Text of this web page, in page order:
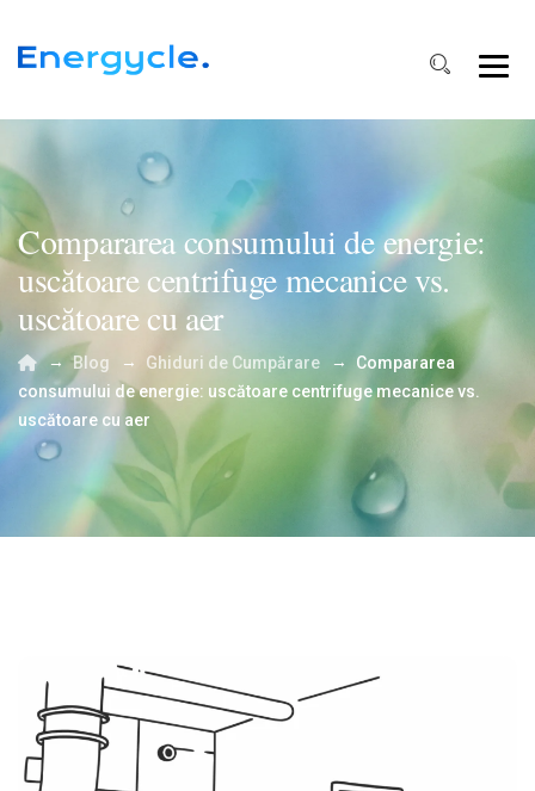
Compararea consumului de energie:
uscătoare centrifuge mecanice vs.
uscătoare cu aer
→ Blog → Ghiduri de Cumpărare →
Compararea
consumului de energie: uscătoare centrifuge mecanice vs.
uscătoare cu aer